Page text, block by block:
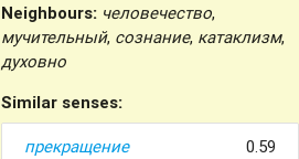
Neighbours: человечество,
мучительный, сознание, катаклизм,
духовно
Similar senses:
прекращение 0.59